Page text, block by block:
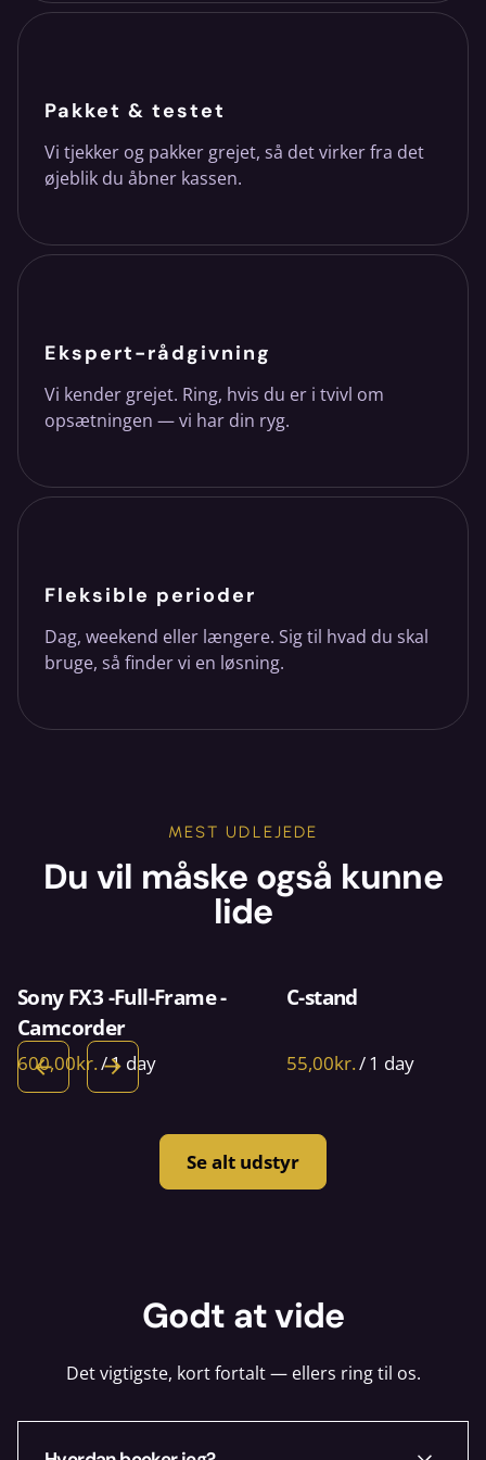
Pakket & testet
Vi tjekker og pakker grejet, så det virker fra det
øjeblik du åbner kassen.
Ekspert-rådgivning
Vi kender grejet. Ring, hvis du er i tvivl om
opsætningen — vi har din ryg.
Fleksible perioder
Dag, weekend eller længere. Sig til hvad du skal
bruge, så finder vi en løsning.
MEST UDLEJEDE
Du vil måske også kunne
lide
Sony FX3 -Full-Frame -
Camcorder
/
C-stand
/
Se alt udstyr
Godt at vide
Det vigtigste, kort fortalt — ellers ring til os.